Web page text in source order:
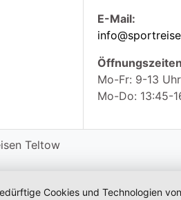
E-Mail:
Mo-Fr: 9-13 Uhr
Mo-Do: 13:45-
Teltow
Cookies und Technologien